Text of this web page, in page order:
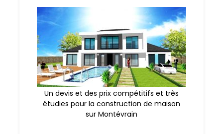
Un devis et des prix compétitifs et très
étudies pour la construction de maison
sur Montévrain